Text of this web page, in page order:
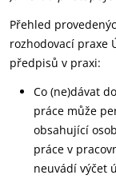
Přehled
rozhodovací praxe
předpisů v praxi:
Co (ne)dávat
práce může
obsahující
práce v
neuvádí výčet